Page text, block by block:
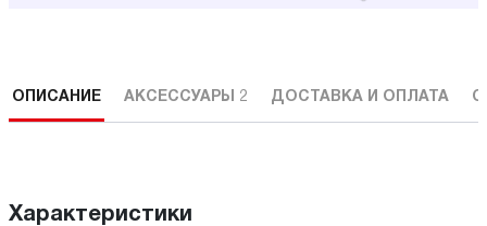
ОПИСАНИЕ АКСЕССУАРЫ 2 ДОСТАВКА И ОПЛАТА
Характеристики